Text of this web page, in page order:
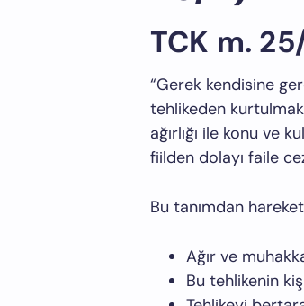
TCK m.
“Gerek kendisine
tehlikeden
ağırlığı ile konu ve
fiilden dolayı faile
Bu tanımdan
Ağır ve
Bu tehlikenin